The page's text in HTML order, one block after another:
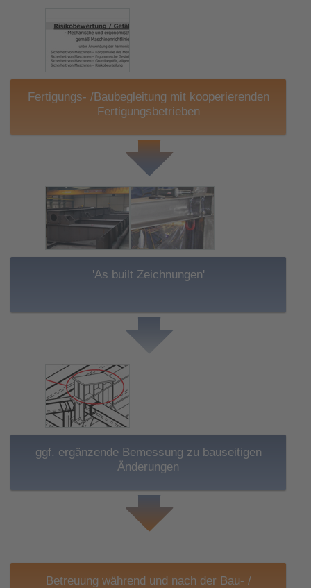
Fertigungs- /Baubegleitung mit kooperierenden
Fertigungsbetrieben
'As built Zeichnungen'
ggf. ergänzende Bemessung zu bauseitigen
Änderungen
Betreuung während und nach der Bau- /